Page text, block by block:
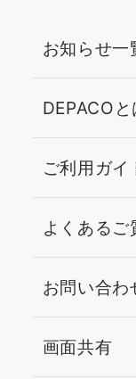
お知らせ一
DEPACOと
ご利用ガイ
よくあるご
お問い合わ
画面共有